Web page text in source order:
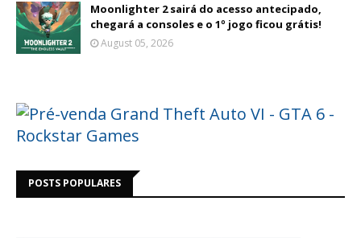
Moonlighter 2 sairá do acesso antecipado,
chegará a consoles e o 1º jogo ficou grátis!
August 05, 2026
POSTS POPULARES